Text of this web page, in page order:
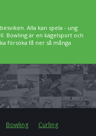
Alla kan spela - ung
Bowling är en kägelsport och
försöka få ner så många
Bowling Curling